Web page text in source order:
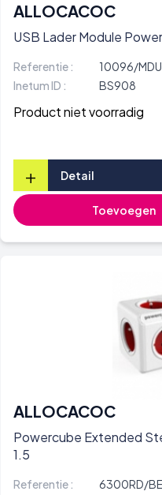
ALLOCACOC
USB Lader Module
Referentie :
10096/
Inetum ID :
BS908
Product niet voorradig
+ Detail
Toevoegen
ALLOCACOC
Powercube Extended
1.5
Referentie :
6300RD/